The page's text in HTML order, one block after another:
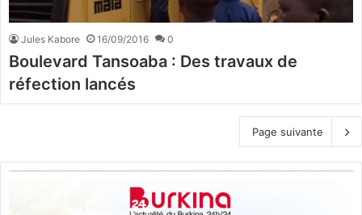
Jules Kabore 16/09/2016 0
Boulevard Tansoaba : Des travaux de
réfection lancés
Page suivante